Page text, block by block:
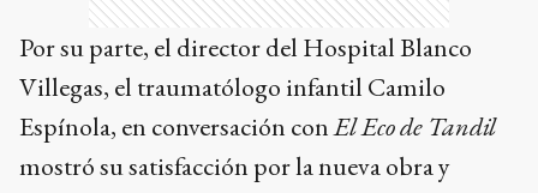
Por su parte, el director del Hospital Blanco
Villegas, el traumatólogo infantil Camilo
Espínola, en conversación conEl Eco de Tandil
mostró su satisfacción por la nueva obra y